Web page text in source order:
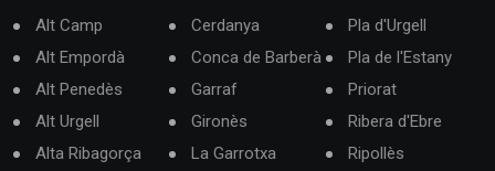
Alt Camp
Alt Empordà
Alt Penedès
Alt Urgell
Alta Ribagorça
Cerdanya
Conca de Barberà
Garraf
Gironès
La Garrotxa
Pla d'Urgell
Pla de l'Estany
Priorat
Ribera d'Ebre
Ripollès